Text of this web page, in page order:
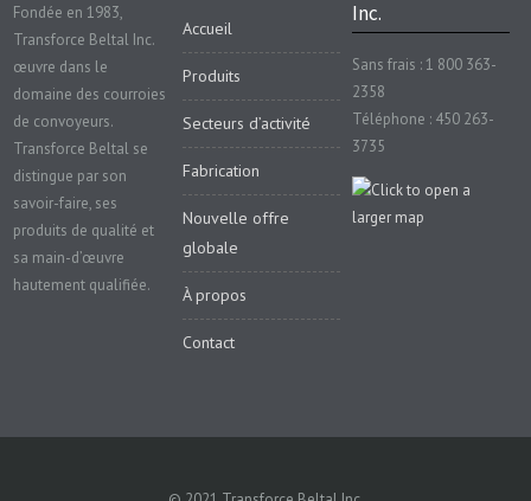
Fondée en 1983,
Transforce Beltal Inc.
œuvre dans le
domaine des courroies
de convoyeurs.
Transforce Beltal se
distingue par son
savoir-faire, ses
produits de qualité et
sa main-d’œuvre
hautement qualifiée.
Accueil
Produits
Secteurs d’activité
Fabrication
Nouvelle offre
globale
À propos
Contact
Inc.
Sans frais : 1 800 363-
2358
Téléphone : 450 263-
3735